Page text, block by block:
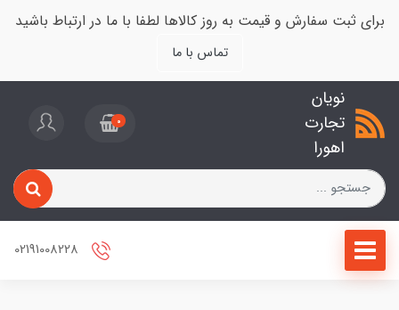
برای ثبت سفارش و قیمت به روز کالاها لطفا با ما در ارتباط باشید
تماس با ما
نویان
تجارت
اهورا
0